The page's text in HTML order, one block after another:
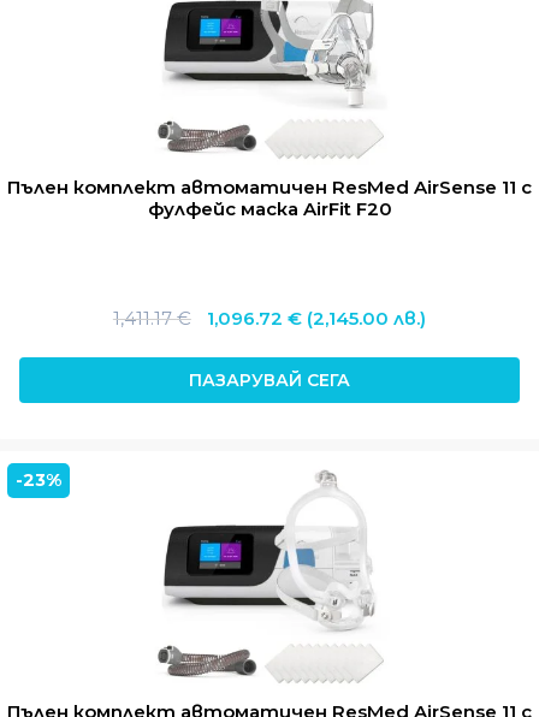
Пълен комплект автоматичен ResMed AirSense 11 с
фулфейс маска AirFit F20
1,411.17€
Original
was:
1,411.17 €.
1,096.72€Текущата
е:
1,096.72 €.
(2,145.00 лв.)
ПАЗАРУВАЙ СЕГА
-23%
Пълен комплект автоматичен ResMed AirSense 11 с